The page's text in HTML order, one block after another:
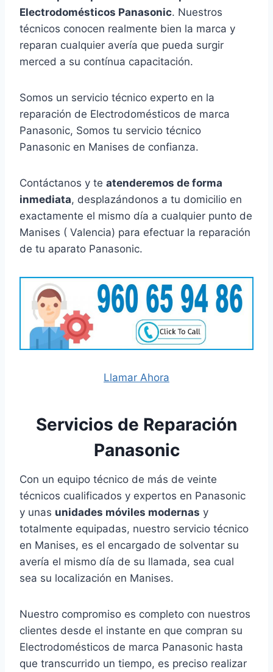
Electrodomésticos Panasonic. Nuestros
técnicos conocen realmente bien la marca y
reparan cualquier avería que pueda surgir
merced a su contínua capacitación.
Somos un servicio técnico experto en la
reparación de Electrodomésticos de marca
Panasonic, Somos tu servicio técnico
Panasonic en Manises de confianza.
Contáctanos y te atenderemos de forma
inmediata, desplazándonos a tu domicilio en
exactamente el mismo día a cualquier punto de
Manises ( Valencia) para efectuar la reparación
de tu aparato Panasonic.
Llamar Ahora
Servicios de Reparación
Panasonic
Con un equipo técnico de más de veinte
técnicos cualificados y expertos en Panasonic
y unas unidades móviles modernas y
totalmente equipadas, nuestro servicio técnico
en Manises, es el encargado de solventar su
avería el mismo día de su llamada, sea cual
sea su localización en Manises.
Nuestro compromiso es completo con nuestros
clientes desde el instante en que compran su
Electrodomésticos de marca Panasonic hasta
que transcurrido un tiempo, es preciso realizar